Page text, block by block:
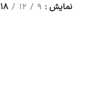
نمایش ۹ ۱۲ ۱۸